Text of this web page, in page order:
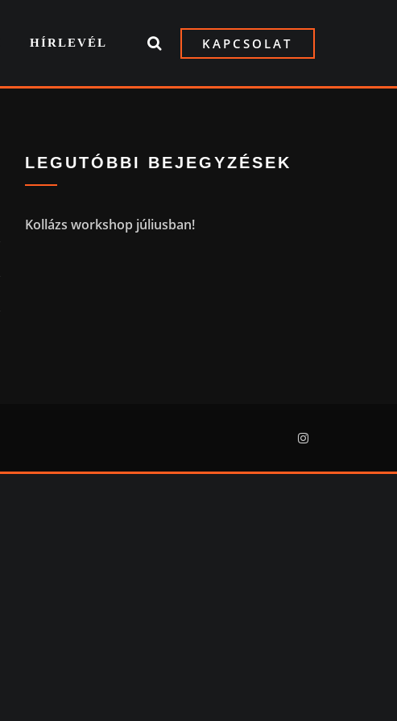
HÍRLEVÉL KAPCSOLAT
LEGUTÓBBI BEJEGYZÉSEK
Kollázs workshop júliusban!